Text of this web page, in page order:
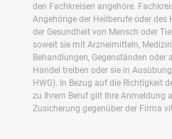
den Fachkreisen angehöre.
Angehörige der Heilberufe oder des
der Gesundheit von Mensch oder
soweit sie mit Arzneimitteln,
Behandlungen, Gegenständen oder
Handel treiben oder sie in
HWG). In Bezug auf die Richtigkeit
zu Ihrem Beruf gilt Ihre Anmeldung
Zusicherung gegenüber der Firma